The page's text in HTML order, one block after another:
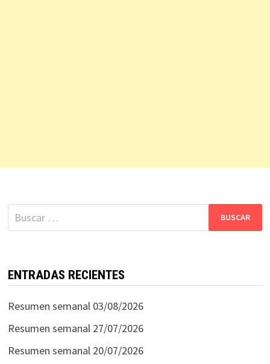
Buscar:
ENTRADAS RECIENTES
Resumen semanal 03/08/2026
Resumen semanal 27/07/2026
Resumen semanal 20/07/2026